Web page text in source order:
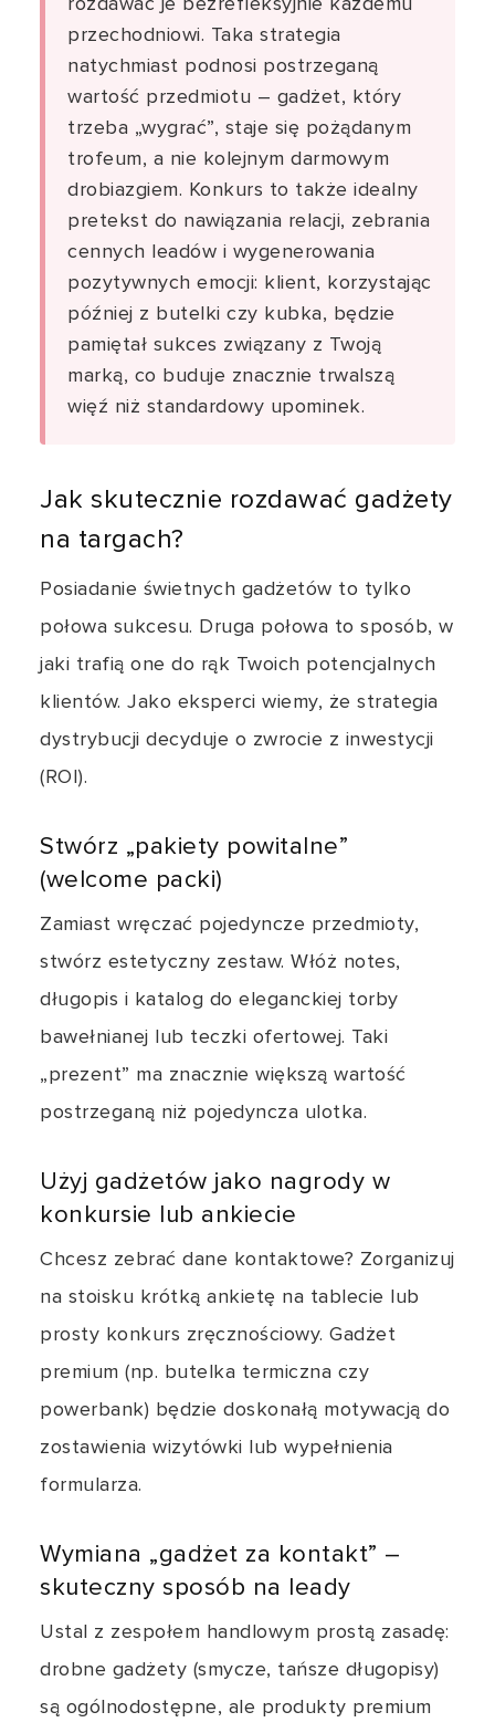
rozdawać je bezrefleksyjnie każdemu
przechodniowi. Taka strategia
natychmiast podnosi postrzeganą
wartość przedmiotu – gadżet, który
trzeba „wygrać”, staje się pożądanym
trofeum, a nie kolejnym darmowym
drobiazgiem. Konkurs to także idealny
pretekst do nawiązania relacji, zebrania
cennych leadów i wygenerowania
pozytywnych emocji: klient, korzystając
później z butelki czy kubka, będzie
pamiętał sukces związany z Twoją
marką, co buduje znacznie trwalszą
więź niż standardowy upominek.
Jak skutecznie rozdawać gadżety
na targach?
Posiadanie świetnych gadżetów to tylko
połowa sukcesu. Druga połowa to sposób, w
jaki trafią one do rąk Twoich potencjalnych
klientów. Jako eksperci wiemy, że strategia
dystrybucji decyduje o zwrocie z inwestycji
(ROI).
Stwórz „pakiety powitalne”
(welcome packi)
Zamiast wręczać pojedyncze przedmioty,
stwórz estetyczny zestaw. Włóż notes,
długopis i katalog do eleganckiej torby
bawełnianej lub teczki ofertowej. Taki
„prezent” ma znacznie większą wartość
postrzeganą niż pojedyncza ulotka.
Użyj gadżetów jako nagrody w
konkursie lub ankiecie
Chcesz zebrać dane kontaktowe? Zorganizuj
na stoisku krótką ankietę na tablecie lub
prosty konkurs zręcznościowy. Gadżet
premium (np. butelka termiczna czy
powerbank) będzie doskonałą motywacją do
zostawienia wizytówki lub wypełnienia
formularza.
Wymiana „gadżet za kontakt” –
skuteczny sposób na leady
Ustal z zespołem handlowym prostą zasadę:
drobne gadżety (smycze, tańsze długopisy)
są ogólnodostępne, ale produkty premium